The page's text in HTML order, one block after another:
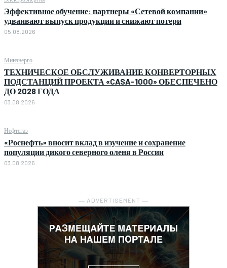
Эффективное обучение: партнеры «Сетевой компании»
удваивают выпуск продукции и снижают потери
05.08.2026
Минэнерго
ТЕХНИЧЕСКОЕ ОБСЛУЖИВАНИЕ КОНВЕРТОРНЫХ
ПОДСТАНЦИЙ ПРОЕКТА «CASA-1000» ОБЕСПЕЧЕНО
ДО 2028 ГОДА
03.08.2026
Нефтегаз
«Роснефть» вносит вклад в изучение и сохранение
популяции дикого северного оленя в России
03.08.2026
― ADVERTISEMENT ―